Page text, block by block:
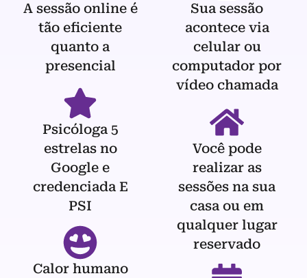
A sessão online é
tão eficiente
quanto a
presencial
Psicóloga 5
estrelas no
Google e
credenciada E
PSI
Calor humano
Sua sessão
acontece via
celular ou
computador por
vídeo chamada
Você pode
realizar as
sessões na sua
casa ou em
qualquer lugar
reservado